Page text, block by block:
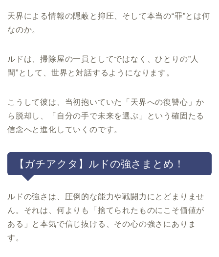
天界による情報の隠蔽と抑圧、そして本当の“罪”とは何
なのか。
ルドは、掃除屋の一員としてではなく、ひとりの”人
間”として、世界と対話するようになります。
こうして彼は、当初抱いていた「天界への復讐心」か
ら脱却し、「自分の手で未来を選ぶ」という確固たる
信念へと進化していくのです。
【ガチアクタ】ルドの強さまとめ！
ルドの強さは、圧倒的な能力や戦闘力にとどまりませ
ん。それは、何よりも「捨てられたものにこそ価値が
ある」と本気で信じ抜ける、その心の強さにありま
す。